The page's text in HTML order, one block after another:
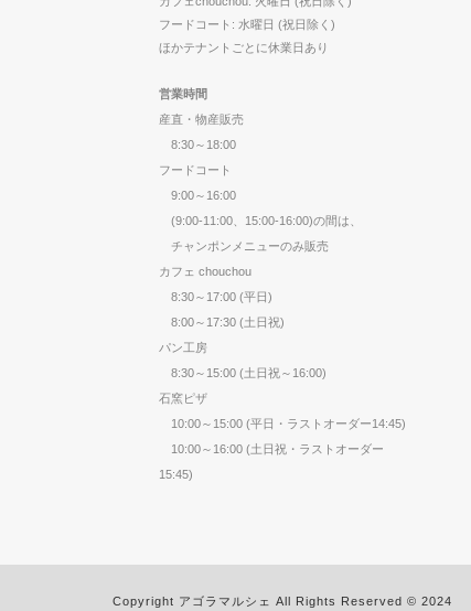
フードコート: 水曜日 (祝日除く)
ほかテナントごとに休業日あり
営業時間
産直・物産販売
8:30～18:00
フードコート
9:00～16:00
(9:00-11:00、15:00-16:00)の間は、
チャンポンメニューのみ販売
カフェ chouchou
8:30～17:00 (平日)
8:00～17:30 (土日祝)
パン工房
8:30～15:00 (土日祝～16:00)
石窯ピザ
10:00～15:00 (平日・ラストオーダー14:45)
10:00～16:00 (土日祝・ラストオーダー
15:45)
Copyright アゴラマルシェ All Rights Reserved © 2024